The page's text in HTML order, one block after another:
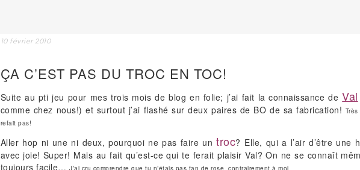
10 février 2010
ÇA C’EST PAS DU TROC EN TOC!
Suite au pti jeu pour mes trois mois de blog en folie; j’ai fait la connaissance deVal
comme chez nous!) et surtout j’ai flashé sur deux paires de BO de sa fabrication!
refait pas!
Aller hop ni une ni deux, pourquoi ne pas faire untroc? Elle, qui a l’air d’être une
avec joie! Super! Mais au fait qu’est-ce qui te ferait plaisir Val? On ne se connaît
toujours facile…J’ai cru comprendre que tu n’étais pas fan de rose, contrairement à moi…